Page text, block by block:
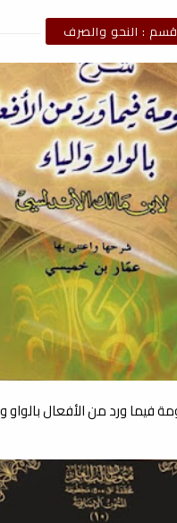
: النحو والصرف
ورد من الأفعال بالواو